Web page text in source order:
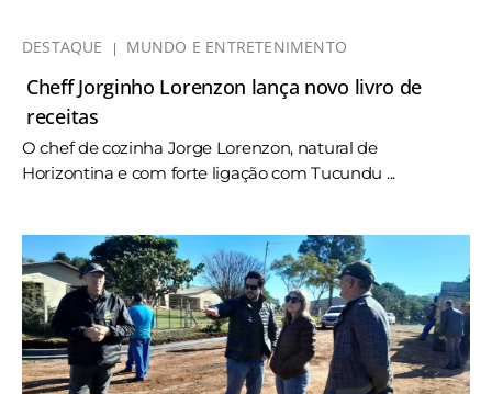
DESTAQUE MUNDO E ENTRETENIMENTO
Cheff Jorginho Lorenzon lança novo livro de
receitas
O chef de cozinha Jorge Lorenzon, natural de
Horizontina e com forte ligação com Tucundu ...